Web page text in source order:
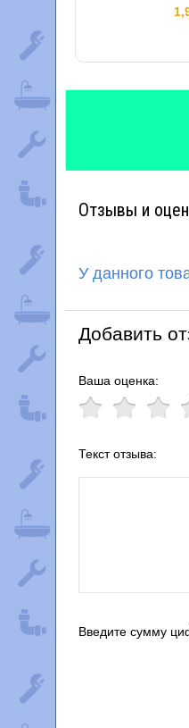
Отзывы и
У данного
Добавить
Ваша оценка:
Текст отзыва:
Введите сумму